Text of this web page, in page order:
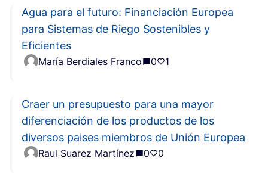
Agua para el futuro: Financiación Europea
para Sistemas de Riego Sostenibles y
Eficientes
María Berdiales Franco 0 1
Craer un presupuesto para una mayor
diferenciación de los productos de los
diversos paises miembros de Unión Europea
Raul Suarez Martínez 0 0